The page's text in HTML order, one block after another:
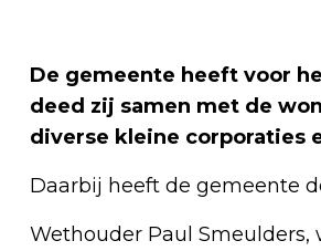
De gemeente heeft voor
deed zij samen met de
diverse kleine corporaties
Daarbij heeft de gemeente
Wethouder Paul Smeulders,